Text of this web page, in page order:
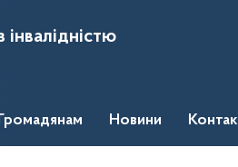
Новини